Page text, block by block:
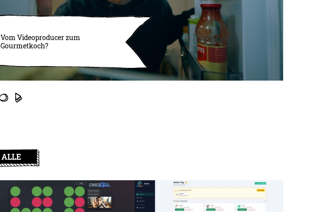
Vom Videoproducer zum
Gourmetkoch?
ALLE